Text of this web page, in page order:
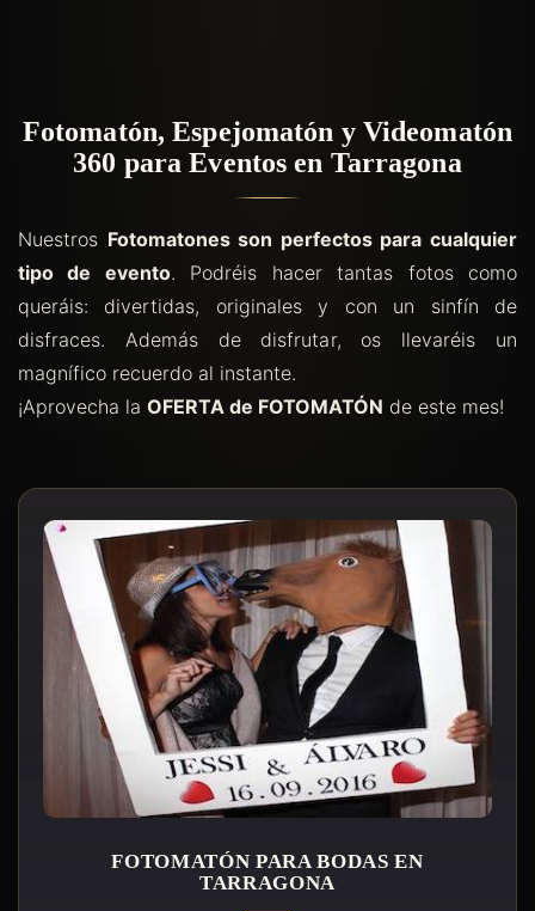
Fotomatón, Espejomatón y Videomatón
360 para Eventos en Tarragona
Nuestros Fotomatones son perfectos para cualquier
tipo de evento. Podréis hacer tantas fotos como
queráis: divertidas, originales y con un sinfín de
disfraces. Además de disfrutar, os llevaréis un
magnífico recuerdo al instante.
¡Aprovecha la OFERTA de FOTOMATÓN de este mes!
FOTOMATÓN PARA BODAS EN
TARRAGONA